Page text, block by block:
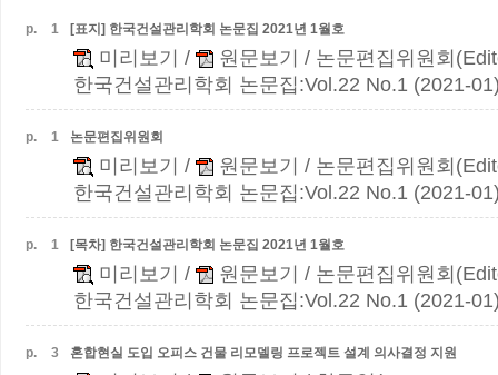
p. 1 [표지] 한국건설관리학회 논문집 2021년 1월호
미리보기 / 원문보기
/ 논문편집위원회
한국건설관리학회 논문집:Vol.22 No.1 (2021-
p. 1 논문편집위원회
미리보기 / 원문보기
/ 논문편집위원회
한국건설관리학회 논문집:Vol.22 No.1 (2021-
p. 1 [목차] 한국건설관리학회 논문집 2021년 1월호
미리보기 / 원문보기
/ 논문편집위원회
한국건설관리학회 논문집:Vol.22 No.1 (2021-
p. 3 혼합현실 도입 오피스 건물 리모델링 프로젝트 설계 의사결정 지원